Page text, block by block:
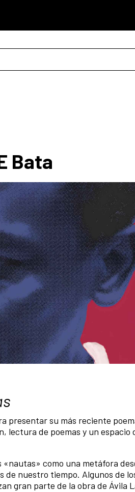
Bata
presentar su más reciente
lectura de poemas y un espacio
«nautas» como una metáfora
de nuestro tiempo. Algunos de
gran parte de la obra de Ávila